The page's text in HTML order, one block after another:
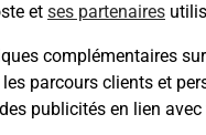
et ses partenaires
complémentaires
les parcours clients et
publicités en lien